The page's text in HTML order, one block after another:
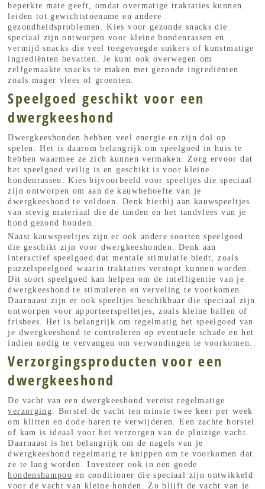
beperkte mate geeft, omdat overmatige traktaties kunnen
leiden tot gewichtstoename en andere
gezondheidsproblemen. Kies voor gezonde snacks die
speciaal zijn ontworpen voor kleine hondenrassen en
vermijd snacks die veel toegevoegde suikers of kunstmatige
ingrediënten bevatten. Je kunt ook overwegen om
zelfgemaakte snacks te maken met gezonde ingrediënten
zoals mager vlees of groenten.
Speelgoed geschikt voor een
dwergkeeshond
Dwergkeeshonden hebben veel energie en zijn dol op
spelen. Het is daarom belangrijk om speelgoed in huis te
hebben waarmee ze zich kunnen vermaken. Zorg ervoor dat
het speelgoed veilig is en geschikt is voor kleine
hondenrassen. Kies bijvoorbeeld voor speeltjes die speciaal
zijn ontworpen om aan de kauwbehoefte van je
dwergkeeshond te voldoen. Denk hierbij aan kauwspeeltjes
van stevig materiaal die de tanden en het tandvlees van je
hond gezond houden.
Naast kauwspeeltjes zijn er ook andere soorten speelgoed
die geschikt zijn voor dwergkeeshonden. Denk aan
interactief speelgoed dat mentale stimulatie biedt, zoals
puzzelspeelgoed waarin traktaties verstopt kunnen worden.
Dit soort speelgoed kan helpen om de intelligentie van je
dwergkeeshond te stimuleren en verveling te voorkomen.
Daarnaast zijn er ook speeltjes beschikbaar die speciaal zijn
ontworpen voor apporteerspelletjes, zoals kleine ballen of
frisbees. Het is belangrijk om regelmatig het speelgoed van
je dwergkeeshond te controleren op eventuele schade en het
indien nodig te vervangen om verwondingen te voorkomen.
Verzorgingsproducten voor een
dwergkeeshond
De vacht van een dwergkeeshond vereist regelmatige
verzorging . Borstel de vacht ten minste twee keer per week
om klitten en dode haren te verwijderen. Een zachte borstel
of kam is ideaal voor het verzorgen van de pluizige vacht.
Daarnaast is het belangrijk om de nagels van je
dwergkeeshond regelmatig te knippen om te voorkomen dat
ze te lang worden. Investeer ook in een goede
hondenshampoo en conditioner die speciaal zijn ontwikkeld
voor de vacht van kleine honden. Zo blijft de vacht van je